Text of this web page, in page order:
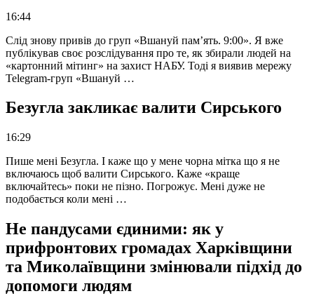
16:44
Слід знову привів до груп «Вшануй пам’ять. 9:00». Я вже
публікував своє розслідування про те, як збирали людей на
«картонний мітинг» на захист НАБУ. Тоді я виявив мережу
Telegram-груп «Вшануй …
Безугла закликає валити Сирського
16:29
Пише мені Безугла. І каже що у мене чорна мітка що я не
включаюсь щоб валити Сирського. Каже «краще
включайтесь» поки не пізно. Погрожує. Мені дуже не
подобається коли мені …
Не пандусами єдиними: як у
прифронтових громадах Харківщини
та Миколаївщини змінювали підхід до
допомоги людям